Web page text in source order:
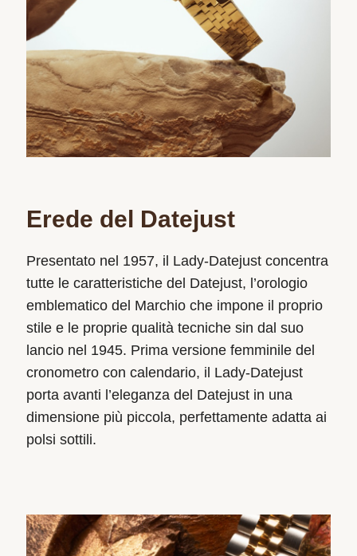
Erede del Datejust
Presentato nel 1957, il Lady‑Datejust concentra
tutte le caratteristiche del Datejust, l’orologio
emblematico del Marchio che impone il proprio
stile e le proprie qualità tecniche sin dal suo
lancio nel 1945. Prima versione femminile del
cronometro con calendario, il Lady‑Datejust
porta avanti l’eleganza del Datejust in una
dimensione più piccola, perfettamente adatta ai
polsi sottili.